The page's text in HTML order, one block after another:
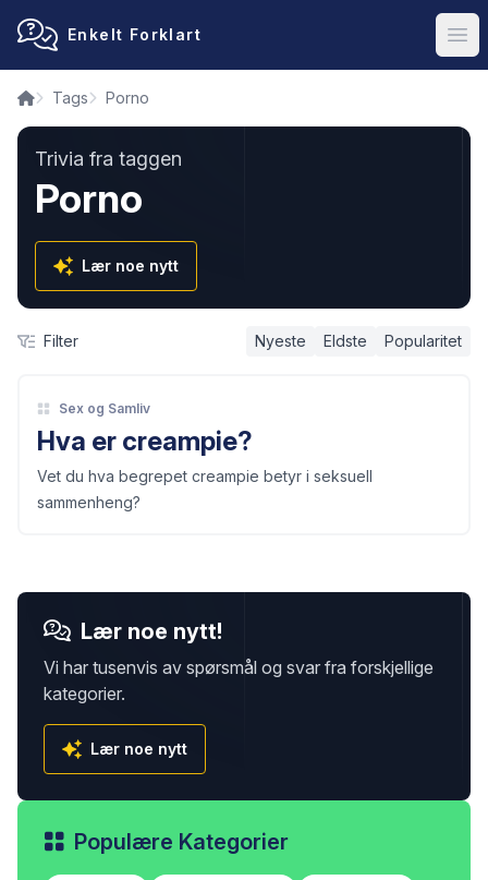
Enkelt Forklart
Tags Porno
Trivia fra taggen
Porno
Lær noe nytt
Filter Nyeste Eldste Popularitet
Sex og Samliv
Hva er creampie?
Vet du hva begrepet creampie betyr i seksuell
sammenheng?
Lær noe nytt!
Vi har tusenvis av spørsmål og svar fra forskjellige
kategorier.
Lær noe nytt
Populære Kategorier